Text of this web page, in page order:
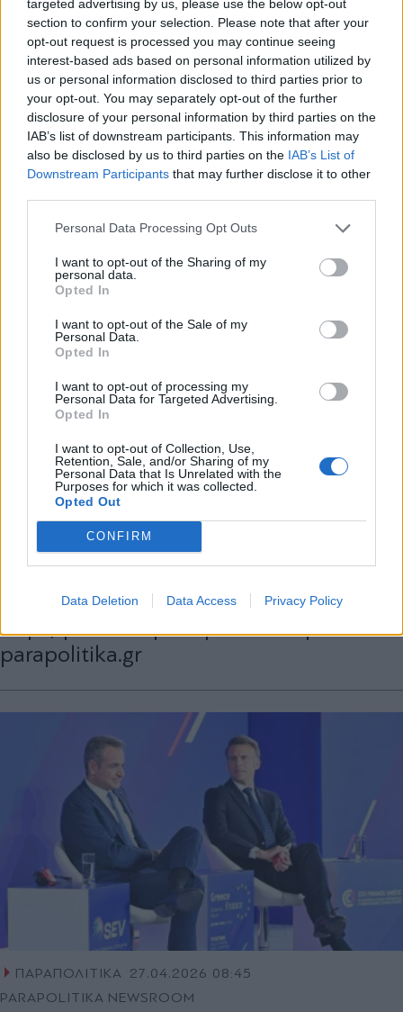
targeted advertising by us, please use the below opt-out
section to confirm your selection. Please note that after your
opt-out request is processed you may continue seeing
interest-based ads based on personal information utilized by
us or personal information disclosed to third parties prior to
your opt-out. You may separately opt-out of the further
disclosure of your personal information by third parties on the
IAB’s list of downstream participants. This information may
also be disclosed by us to third parties on the IAB’s List of
Downstream Participants that may further disclose it to other
Personal Data Processing Opt Outs
I want to opt-out of the Sharing of my
personal data.
Opted In
I want to opt-out of the Sale of my
Personal Data.
Opted In
I want to opt-out of processing my
Personal Data for Targeted Advertising.
Opted In
I want to opt-out of Collection, Use,
Retention, Sale, and/or Sharing of my
Personal Data that Is Unrelated with the
Purposes for which it was collected.
Opted Out
CONFIRM
Data Deletion Data Access Privacy Policy
"Ψήφος εμπιστοσύνης" από την επίσκεψη
του εμίρη του Κατάρ στην Αθήνα: Οι
επενδύσεις 1 δισ., ο ρόλος της Ελλάδας
στον Κόλπο και η ενόχληση της Τουρκίας
- Τάσος Χατζηβασιλείου & διπλωματικές
πηγές μιλούν στο parapolitika.gr
ΠΟΛΙΤΙΚΗ 28.04.2026 06:26
ΧΡΥΣΑ ΜΑΚΡΗ
Ντόναλντ Τραμπ: Πόσο πιθανή είναι μία
επίσκεψη του προέδρου των ΗΠΑ στην
Αθήνα - Το "παράθυρο" του Ιουλίου και η
"σκιά" του Ιράν - Τι λένε διπλωματικές
πηγές για τον Στρατηγικό Διάλογο στο
parapolitika.gr
ΠΑΡΑΠΟΛΙΤΙΚΑ 27.04.2026 08:45
PARAPOLITIKA NEWSROOM
Εγγραφή στο newsletter
Αποδέχομαι τους
και την πολιτική απορρήτου
X